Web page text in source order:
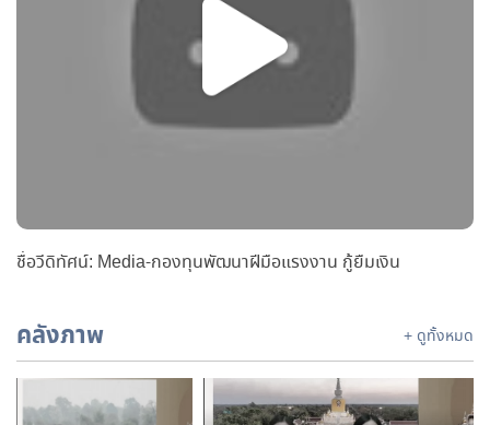
ชื่อวีดิทัศน์: Media-กองทุนพัฒนาฝีมือแรงงาน กู้ยืมเงิน
คลังภาพ + ดูทั้งหมด